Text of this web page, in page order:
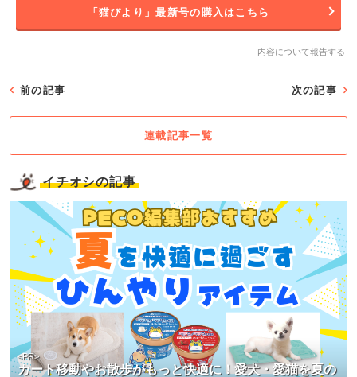
「猫びより」最新号の購入はこちら
内容について報告する
前の記事 次の記事
連載記事一覧
イチオシの記事
カート移動やお散歩がもっと快適に！愛犬・愛猫を夏の
<PR>